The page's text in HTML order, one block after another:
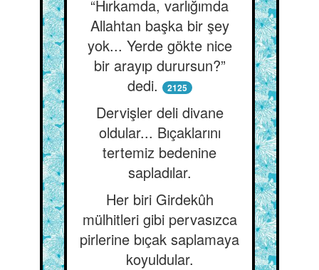
“Hırkamda, varlığımda
Allahtan başka bir şey
yok... Yerde gökte nice
bir arayıp durursun?”
dedi.
2125
Dervişler deli divane
oldular... Bıçaklarını
tertemiz bedenine
sapladılar.
Her biri Girdekûh
mülhitleri gibi pervasızca
pirlerine bıçak saplamaya
koyuldular.